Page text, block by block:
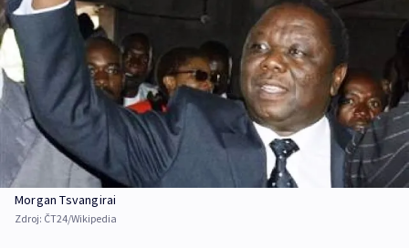
Morgan Tsvangirai
Zdroj: ČT24/Wikipedia